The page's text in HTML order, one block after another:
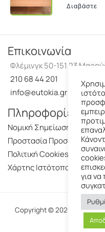
Διαβάστε
Επικοινωνία
Φλέμινγκ 50-151 23
210 68 44 201
info@eutokia.gr
Πληροφορίες
Νομική Σημείωση
Προστασία Προσωπικών
Πολιτική Cookies
Χάρτης Ιστότοπου
Copyright © 2026 Ευτοκία-
για να